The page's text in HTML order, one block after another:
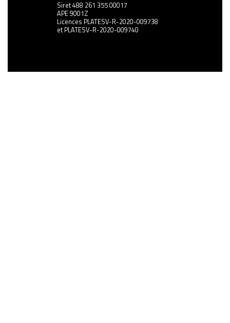
Siret 488 261 355 00017
APE 9001Z
Licences PLATESV-R-2020-009738
et PLATESV-R-2020-009740